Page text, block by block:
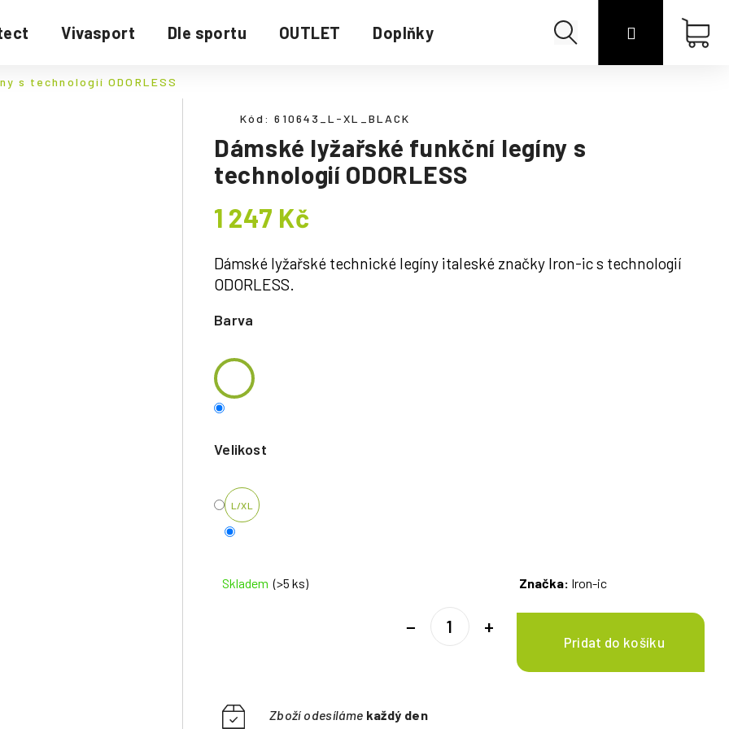
Vivasport Dle sportu OUTLET Doplňky Hledat Přihlášení
s technologií ODORLESS
Dámské lyžařské funkční legíny s
technologií ODORLESS
Dámské lyžařské technické legíny italeské značky Iron-ic s technologií
ODORLESS.
Barva
Velikost
L/XL
Skladem (>5 ks) Značka: Iron-ic
+
−
Zboží odesíláme každý den
Kód: 610643_L-XL_BLACK
1 247 Kč
cena: